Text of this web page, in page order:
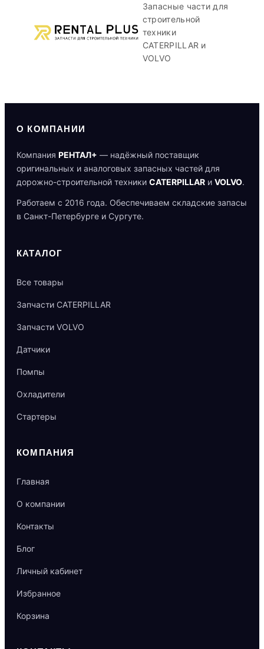
Запасные части для
строительной
техники
CATERPILLAR и
VOLVO
О КОМПАНИИ
Компания РЕНТАЛ+ — надёжный поставщик
оригинальных и аналоговых запасных частей для
дорожно-строительной техники CATERPILLAR и VOLVO.
Работаем с 2016 года. Обеспечиваем складские запасы
в Санкт-Петербурге и Сургуте.
КАТАЛОГ
Все товары
Запчасти CATERPILLAR
Запчасти VOLVO
Датчики
Помпы
Охладители
Стартеры
КОМПАНИЯ
Главная
О компании
Контакты
Блог
Личный кабинет
Избранное
Корзина